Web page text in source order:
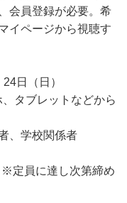
会員登録が必要。希
イページから視聴す
日（日）
タブレットなどから
、学校関係者
※定員に達し次第締め